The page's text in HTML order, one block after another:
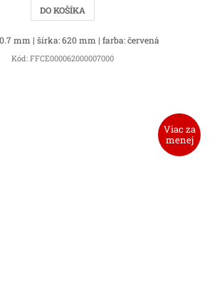
DO KOŠÍKA
mm | šírka: 620 mm | farba: červená
Kód: FFCE000062000007000
Viac za
menej